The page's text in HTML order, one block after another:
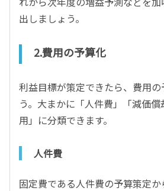
出しましょう。
2.費用の予算化
利益目標が策定できたら、費用
う。大まかに「人件費」「減価
用」に分類できます。
人件費
固定費である人件費の予算策定